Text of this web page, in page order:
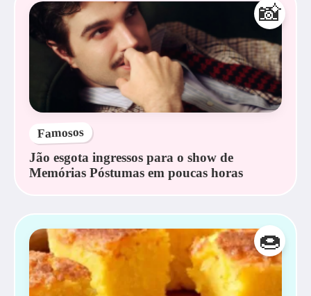
📸
Famosos
Jão esgota ingressos para o show de
Memórias Póstumas em poucas horas
🍩